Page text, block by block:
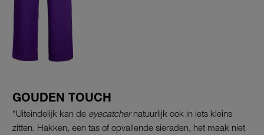
GOUDEN TOUCH
“Uiteindelijk kan de eyecatchernatuurlijk ook in iets kleins
zitten. Hakken, een tas of opvallende sieraden, het maak niet